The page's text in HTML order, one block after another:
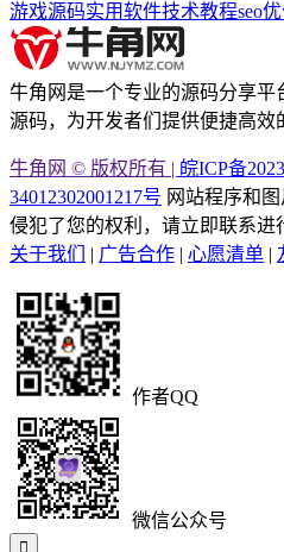
游戏源码实用软件技术教程seo
牛角网是一个专业的源码分享平
源码，为开发者们提供便捷高效
牛角网 © 版权所有 | 皖ICP备
34012302001217号 网站程序和
侵犯了您的权利，请立即联系进
关于我们
| 广告合作 | 心愿清单 |
作者QQ
微信公众号